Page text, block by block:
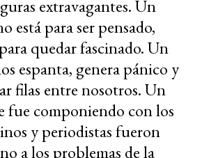
extravagantes. Un
está para ser pensado,
quedar fascinado. Un
espanta, genera pánico y
filas entre nosotros. Un
fue componiendo con los
y periodistas fueron
a los problemas de la